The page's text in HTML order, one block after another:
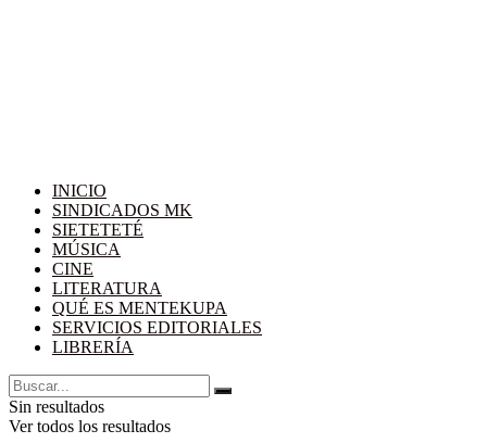
INICIO
SINDICADOS MK
SIETETETÉ
MÚSICA
CINE
LITERATURA
QUÉ ES MENTEKUPA
SERVICIOS EDITORIALES
LIBRERÍA
Sin resultados
Ver todos los resultados